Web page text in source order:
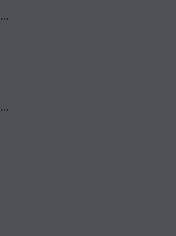
Ford Street Rod 2-Door V8 Aut. 1937
Chevrolet Camaro SS 396 LS3 Coupe Aut. 1971